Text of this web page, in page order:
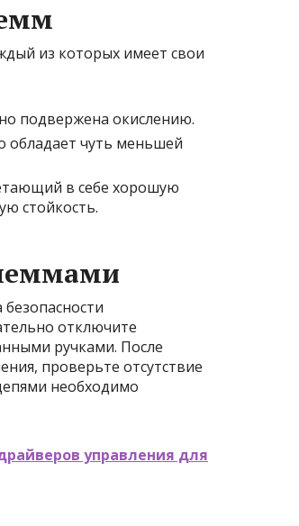
из которых имеет свои
подвержена окислению.
обладает чуть меньшей
в себе хорошую
стойкость.
отключите
ручками. После
проверьте отсутствие
необходимо
управления для